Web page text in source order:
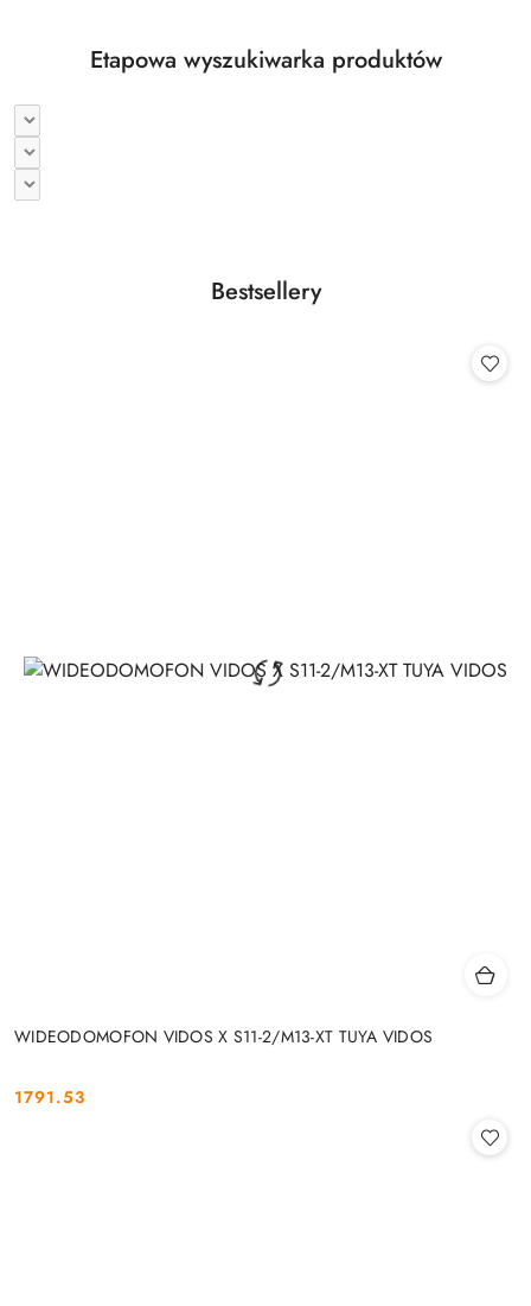
Etapowa wyszukiwarka produktów
Pomiń karuzelę produktów
Produkty
Bestsellery
WIDEODOMOFON VIDOS X S11-2/M13-XT TUYA VIDOS
Cena:
1791.53